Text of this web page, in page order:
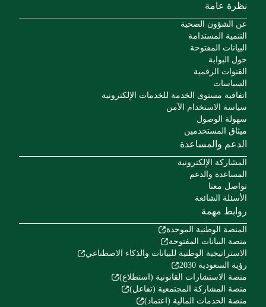
نظرة عامة
عن الشؤون الصحية
التنمية المستدامة
البيانات المفتوحة
حول البوابة
القنوات الرقمية
السياسات
اتفاقية مستوى الخدمة للخدمات الإلكترونية
سياسة الاستخدام الآمن
سهولة الوصول
ميثاق المستخدمين
الدعم والمساعدة
المشاركة الإلكترونية
المساعدة والدعم
تواصل معنا
الأسئلة الشائعة
روابط مهمة
المنصة الوطنية الموحدة
منصة البيانات المفتوحة
الاستراتيجية الوطنية للبيانات والذكاء الاصطناعي
رؤية السعودية 2030
منصة الاستشارات القانونية (استطلاع)
منصة المشاركة المجتمعية (تفاعل)
منصة الخدمات المالية (اعتماد)